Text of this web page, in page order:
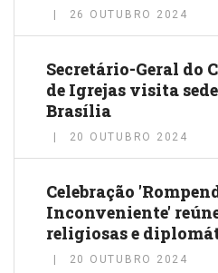
26 OUTUBRO 2024
Secretário-Geral do
de Igrejas visita
Brasília
20 OUTUBRO 2024
Celebração
Inconveniente'
religiosas e
20 OUTUBRO 2024